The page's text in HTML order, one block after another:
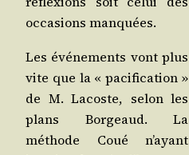
occa­sions manquées.
Les évé­ne­ments vont plus
vite que la « paci­fi­ca­tion »
de M. Lacoste, selon les
plans Bor­geaud. La
méthode Coué n’ayant